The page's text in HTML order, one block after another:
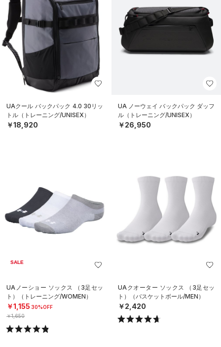
UAクール バックパック 4.0 30リッ
トル（トレーニング/UNISEX）
￥18,920
UA ノーウェイ バックパック ダッフ
ル（トレーニング/UNISEX）
￥26,950
SALE
UAノーショー ソックス （3足セッ
ト）（トレーニング/WOMEN）
￥1,155 30%OFF
￥1,650
UAクオーター ソックス （3足セッ
ト）（バスケットボール/MEN）
￥2,420